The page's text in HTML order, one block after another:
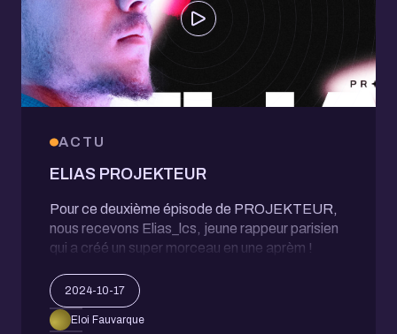
ACTU
ELIAS PROJEKTEUR
Pour ce deuxième épisode de PROJEKTEUR,
nous recevons Elias_lcs, jeune rappeur parisien
qui a créé un super morceau en une aprèm !
2024-10-17
Eloi Fauvarque